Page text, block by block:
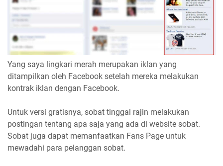
Yang saya lingkari merah merupakan iklan yang
ditampilkan oleh Facebook setelah mereka melakukan
kontrak iklan dengan Facebook.
Untuk versi gratisnya, sobat tinggal rajin melakukan
postingan tentang apa saja yang ada di website sobat.
Sobat juga dapat memanfaatkan Fans Page untuk
mewadahi para pelanggan sobat.